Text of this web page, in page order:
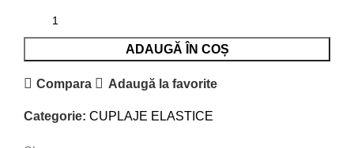
ADAUGĂ ÎN COȘ
Compara Adaugă la favorite
Categorie: CUPLAJE ELASTICE